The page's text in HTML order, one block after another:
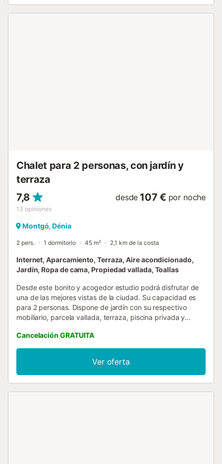
Chalet para 2 personas, con jardín y
terraza
7,8
13 opiniones
desde 107 € por noche
Montgó, Dénia
2 pers. 1 dormitorio 45 m² 2,1 km de la costa
Internet, Aparcamiento, Terraza, Aire acondicionado,
Jardín, Ropa de cama, Propiedad vallada, Toallas
Desde este bonito y acogedor estudio podrá disfrutar de
una de las mejores vistas de la ciudad. Su capacidad es
para 2 personas. Dispone de jardín con su respectivo
mobiliario, parcela vallada, terraza, piscina privada y
acceso a internet (wifi), aire acondicionado solo en salón y
Sat-TV. La cocina americana, de vitrocerámica, está
equipada con nevera/congelador, microondas, lavavajillas,
vajilla/cubertería, utensilios/cocina, cafetera, tostadora y
exprimidor. Según ordenanza municipal no se podrá usar
Cancelación GRATUITA
Ver oferta